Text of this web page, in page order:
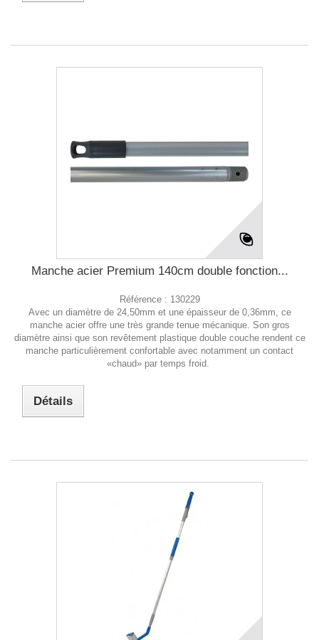
Manche acier Premium 140cm double fonction...
Référence : 130229
Avec un diamètre de 24,50mm et une épaisseur de 0,36mm, ce
manche acier offre une très grande tenue mécanique. Son gros
diamètre ainsi que son revêtement plastique double couche rendent ce
manche particulièrement confortable avec notamment un contact
«chaud» par temps froid.
Détails